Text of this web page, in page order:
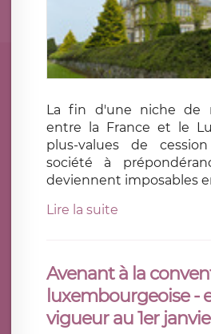
La fin d'une niche de
entre la France et le
plus-values de
société à
deviennent imposables
Lire la suite
Avenant à la
luxembourgeoise -
vigueur au 1er